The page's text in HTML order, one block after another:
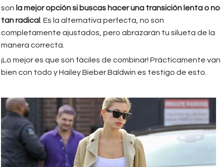
son la mejor opción si buscas hacer una transición lenta o no
tan radical . Es la alternativa perfecta, no son
completamente ajustados, pero abrazarán tu silueta de la
manera correcta.
¡Lo mejor es que son fáciles de combinar! Prácticamente van
bien con todo y Hailey Bieber Baldwin es testigo de esto.
img_8794.jpg